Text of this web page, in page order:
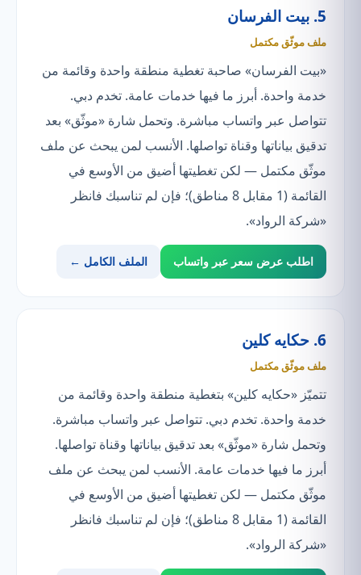
5. بيت الفرسان
ملف موثّق مكتمل
«بيت الفرسان» صاحبة تغطية منطقة واحدة وقائمة من
خدمة واحدة. أبرز ما فيها خدمات عامة. تخدم دبي.
تتواصل عبر واتساب مباشرة. وتحمل شارة «موثّق» بعد
تدقيق بياناتها وقناة تواصلها. الأنسب لمن يبحث عن ملف
موثّق مكتمل — لكن تغطيتها أضيق من الأوسع في
القائمة (1 مقابل 8 مناطق)؛ فإن لم تناسبك فانظر
«شركة الرواد».
اطلب عرض سعر عبر واتساب الملف الكامل ←
6. حكايه كلين
ملف موثّق مكتمل
تتميّز «حكايه كلين» بتغطية منطقة واحدة وقائمة من
خدمة واحدة. تخدم دبي. تتواصل عبر واتساب مباشرة.
وتحمل شارة «موثّق» بعد تدقيق بياناتها وقناة تواصلها.
أبرز ما فيها خدمات عامة. الأنسب لمن يبحث عن ملف
موثّق مكتمل — لكن تغطيتها أضيق من الأوسع في
القائمة (1 مقابل 8 مناطق)؛ فإن لم تناسبك فانظر
«شركة الرواد».